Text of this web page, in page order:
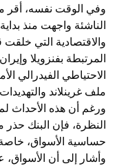
وفي الوقت نفسه، أقر
الناشئة واجهت منذ
والاقتصادية التي خلقت
المرتبطة بفنزويلا
الاحتياطي الفيدرالي
ملف غرينلاند
ورغم أن هذه الأحداث
النظرة، فإن البنك
حساسية الأسواق،
وأشار إلى أن الأسواق،